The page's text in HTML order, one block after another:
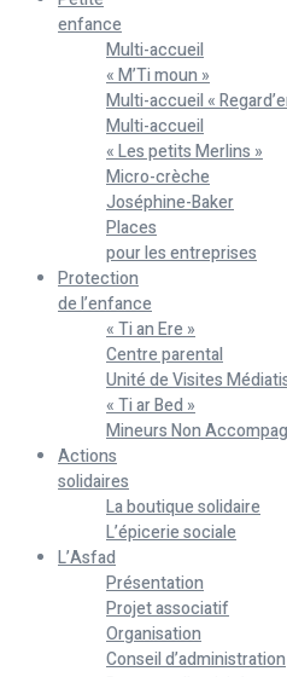
enfance
Multi-accueil
« M’Ti moun »
Multi-accueil «
Multi-accueil
« Les petits Merlins »
Micro-crèche
Joséphine-Baker
Places
pour les entreprises
Protection
de l’enfance
« Ti an Ere »
Centre parental
Unité de Visites
« Ti ar Bed »
Mineurs Non
Actions
solidaires
La boutique solidaire
L’épicerie sociale
L’Asfad
Présentation
Projet associatif
Organisation
Conseil d’administration